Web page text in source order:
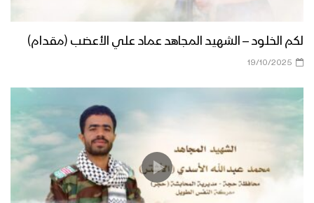
لكم الخلود – الشهيد المجاهد عماد علي الأعضب (مقدام)
19/10/2025